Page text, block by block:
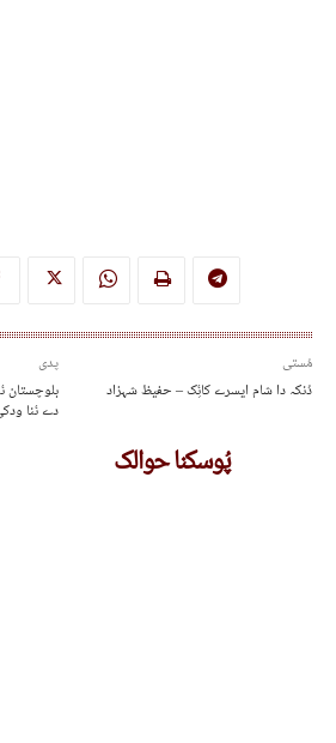
پدی
دے ئنا
مُستی
دُنکہ دا شام ایسرے کائِک – حفیظ شہزاد
پُوسکنا حوالک